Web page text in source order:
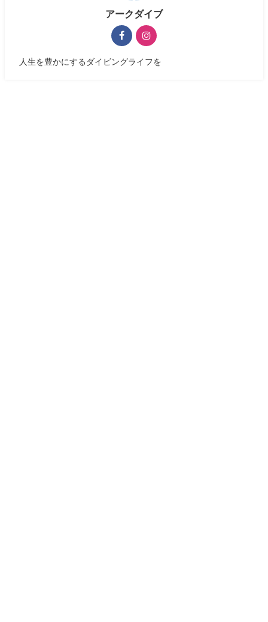
アークダイブ
人生を豊かにするダイビングライフを